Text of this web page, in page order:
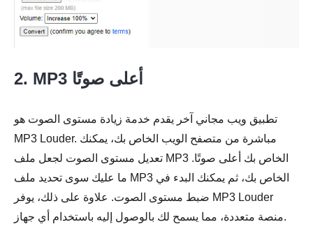
2. MP3 أعلى صوتًا
تطبيق ويب مجاني آخر يقدم خدمة زيادة مستوى الصوت هو
MP3 Louder. مباشرة من متصفح الويب الخاص بك، يمكنك
تعديل مستوى الصوت لجعل ملف MP3 الخاص بك أعلى صوتًا.
ما عليك سوى تحديد ملف MP3 الخاص بك، ثم يمكنك البدء في
ضبط مستوى الصوت. علاوة على ذلك، يوفر MP3 Louder
منصة متعددة، مما يسمح لك بالوصول إليه باستخدام أي جهاز.